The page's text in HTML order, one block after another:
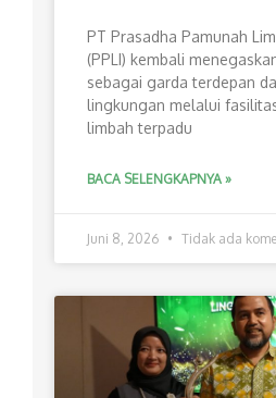
PT Prasadha Pamunah
(PPLI) kembali
sebagai garda terdepan
lingkungan melalui
limbah terpadu
BACA SELENGKAPNYA »
Juni 8, 2026 Tidak ada